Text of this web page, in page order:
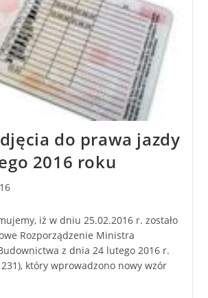
do prawa jazdy
2016 roku
iż w dniu 25.02.2016 r. zostało
Rozporządzenie Ministra
z dnia 24 lutego 2016 r.
który wprowadzono nowy wzór